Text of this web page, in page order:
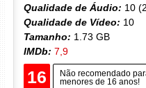
Qualidade de Áudio: 10
Qualidade de Vídeo: 10
Tamanho: 1.73 GB
IMDb: 7,9
16
Não recomendado
menores de 16 anos!